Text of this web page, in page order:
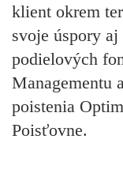
klient okrem
svoje úspory
podielových
Managementu
poistenia
Poisťovne.